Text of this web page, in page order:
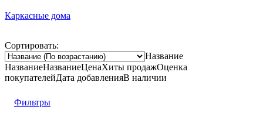
Каркасные дома
Сортировать:
Название
НазваниеНазваниеЦенаХиты продажОценка
покупателейДата добавленияВ наличии
Фильтры